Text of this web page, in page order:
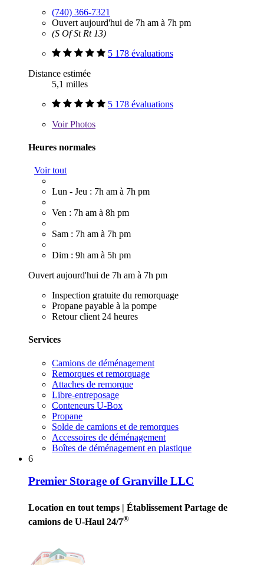
(740) 366-7321
Ouvert aujourd'hui de 7h am à 7h pm
(S Of St Rt 13)
5 178 évaluations
Distance estimée
5,1 milles
5 178 évaluations
VoirPhotos
Heures normales
Voir tout
Lun - Jeu : 7h am à 7h pm
Ven : 7h am à 8h pm
Sam : 7h am à 7h pm
Dim : 9h am à 5h pm
Ouvert aujourd'hui de 7h am à 7h pm
Inspection gratuite du remorquage
Propane payable à la pompe
Retour client 24 heures
Services
Camions de déménagement
Remorques et remorquage
Attaches de remorque
Libre-entreposage
Conteneurs U-Box
Propane
Solde de camions et de remorques
Accessoires de déménagement
Boîtes de déménagement en plastique
6
Premier Storage of Granville LLC
Location en tout temps | Établissement Partage de
camions de U-Haul 24/7®